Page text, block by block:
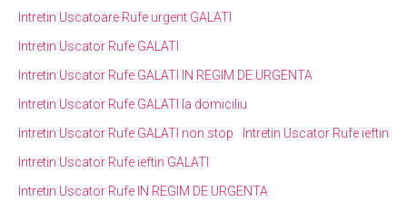
Intretin Uscatoare Rufe urgent GALATI
Intretin Uscator Rufe GALATI
Intretin Uscator Rufe GALATI IN REGIM DE URGENTA
Intretin Uscator Rufe GALATI la domiciliu
Intretin Uscator Rufe GALATI non stop
Intretin Uscator Rufe ieftin
Intretin Uscator Rufe ieftin GALATI
Intretin Uscator Rufe IN REGIM DE URGENTA